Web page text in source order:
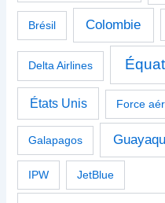
Brésil Colombie
Delta Airlines
États Unis Force
Galapagos
IPW JetBlue